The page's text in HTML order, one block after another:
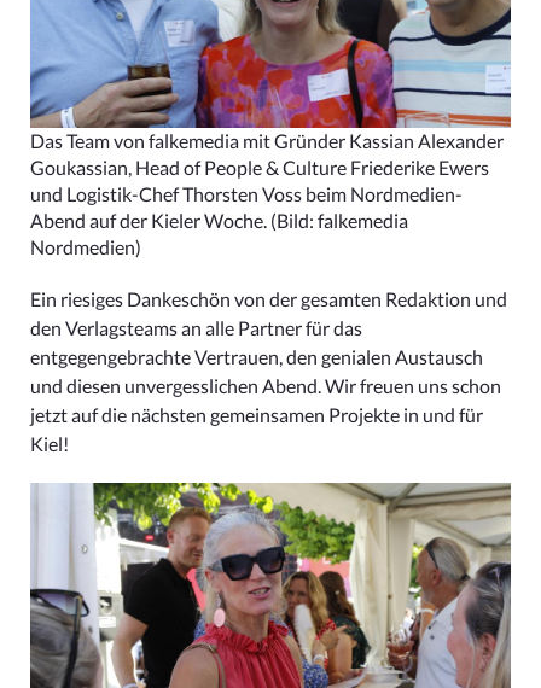
Das Team von falkemedia mit Gründer Kassian Alexander
Goukassian, Head of People & Culture Friederike Ewers
und Logistik-Chef Thorsten Voss beim Nordmedien-
Abend auf der Kieler Woche. (Bild: falkemedia
Nordmedien)
Ein riesiges Dankeschön von der gesamten Redaktion und
den Verlagsteams an alle Partner für das
entgegengebrachte Vertrauen, den genialen Austausch
und diesen unvergesslichen Abend. Wir freuen uns schon
jetzt auf die nächsten gemeinsamen Projekte in und für
Kiel!